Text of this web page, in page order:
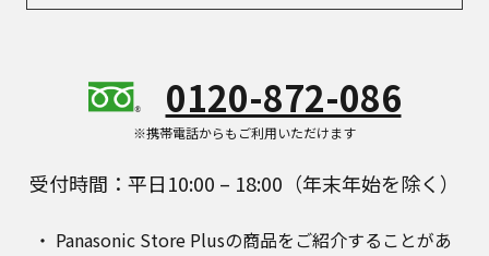
0120-872-086
※携帯電話からもご利用いただけます
受付時間：平日10:00 – 18:00（年末年始を除く）
Panasonic Store Plusの商品をご紹介することがあ